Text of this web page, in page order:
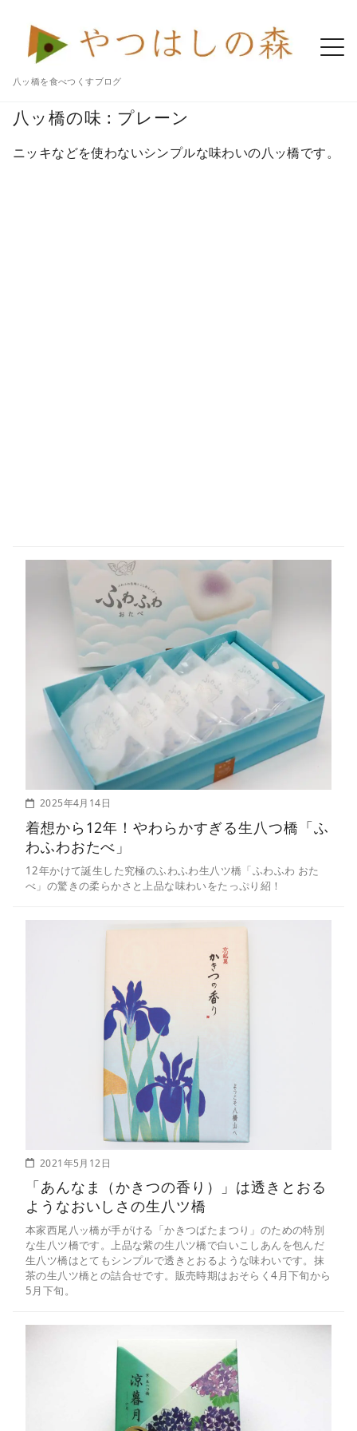
八ッ橋を食べつくすブログ
八ッ橋の味 : プレーン
ニッキなどを使わないシンプルな味わいの八ッ橋です。
2025年4月14日
着想から12年！やわらかすぎる生八つ橋「ふ
わふわおたべ」
12年かけて誕生した究極のふわふわ生八ツ橋「ふわふわ おた
べ」の驚きの柔らかさと上品な味わいをたっぷり紹！
2021年5月12日
「あんなま（かきつの香り）」は透きとおる
ようなおいしさの生八ツ橋
本家西尾八ッ橋が手がける「かきつばたまつり」のための特別
な生八ツ橋です。上品な紫の生八ツ橋で白いこしあんを包んだ
生八ツ橋はとてもシンプルで透きとおるような味わいです。抹
茶の生八ツ橋との詰合せです。販売時期はおそらく4月下旬から
5月下旬。